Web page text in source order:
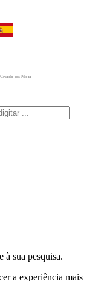
em Nloja
à sua pesquisa.
a experiência mais